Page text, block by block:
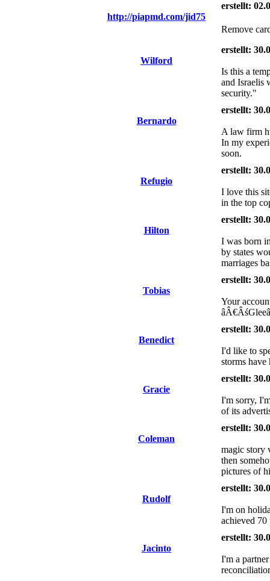
http://piapmd.com/jid75
erstellt:
Remove
Wilford
erstellt:
Is this a
and Israelis
security."
Bernardo
erstellt:
A law firm
In my
soon.
Refugio
erstellt:
I love this
in the top
Hilton
erstellt:
I was born
by states
marriages
Tobias
erstellt:
Your
Benedict
erstellt:
I'd like to
storms
Gracie
erstellt:
I'm sorry,
of its
Coleman
erstellt:
magic story
then
pictures of
Rudolf
erstellt:
I'm on
achieved 70
Jacinto
erstellt:
I'm a